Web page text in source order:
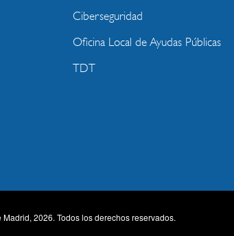
Ciberseguridad
Oficina Local de Ayudas Públicas
TDT
2026. Todos los derechos reservados.